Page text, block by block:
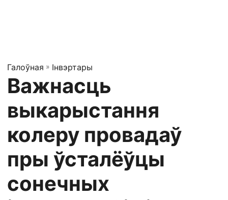
Галоўная » Інвэртары
Важнасць
выкарыстання
колеру провадаў
пры ўсталёўцы
сонечных